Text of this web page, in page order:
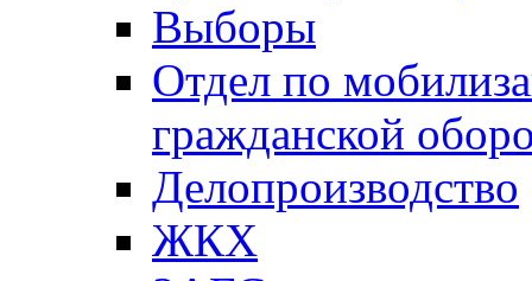
Выборы
Отдел по
гражданской
Делопроизводство
ЖКХ